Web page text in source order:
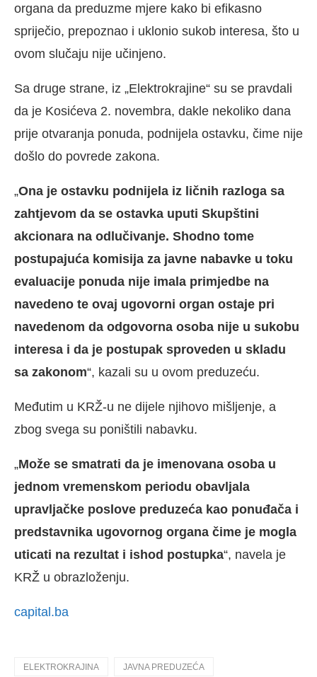
organa da preduzme mjere kako bi efikasno
spriječio, prepoznao i uklonio sukob interesa, što u
ovom slučaju nije učinjeno.
Sa druge strane, iz „Elektrokrajine“ su se pravdali
da je Kosićeva 2. novembra, dakle nekoliko dana
prije otvaranja ponuda, podnijela ostavku, čime nije
došlo do povrede zakona.
„Ona je ostavku podnijela iz ličnih razloga sa
zahtjevom da se ostavka uputi Skupštini
akcionara na odlučivanje. Shodno tome
postupajuća komisija za javne nabavke u toku
evaluacije ponuda nije imala primjedbe na
navedeno te ovaj ugovorni organ ostaje pri
navedenom da odgovorna osoba nije u sukobu
interesa i da je postupak sproveden u skladu
sa zakonom“, kazali su u ovom preduzeću.
Međutim u KRŽ-u ne dijele njihovo mišljenje, a
zbog svega su poništili nabavku.
„Može se smatrati da je imenovana osoba u
jednom vremenskom periodu obavljala
upravljačke poslove preduzeća kao ponuđača i
predstavnika ugovornog organa čime je mogla
uticati na rezultat i ishod postupka“, navela je
KRŽ u obrazloženju.
capital.ba
ELEKTROKRAJINA JAVNA PREDUZEĆA